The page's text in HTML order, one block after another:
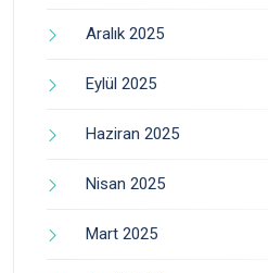
Aralık 2025
Eylül 2025
Haziran 2025
Nisan 2025
Mart 2025